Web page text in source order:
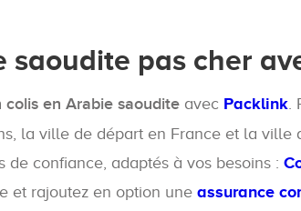
saoudite pas cher
colis en Arabie saoudite avec Packlink.
la ville de départ en France et la
de confiance, adaptés à vos besoins :
et rajoutez en option une assurance